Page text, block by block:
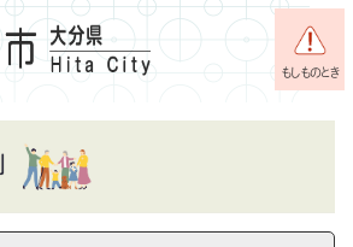
ューを飛ばして本文へ
もしものとき